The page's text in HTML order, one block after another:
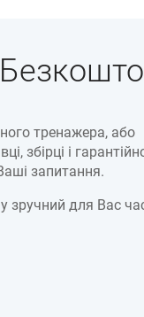
тренажера, або
збірці і
запитання.
зручний для Вас